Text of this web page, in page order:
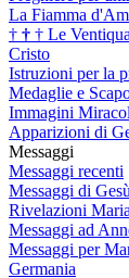
La Fiamma
† † † Le
Cristo
Istruzioni per la
Medaglie e
Immagini
Apparizioni di
Messaggi
Messaggi recenti
Messaggi di
Rivelazioni
Messaggi ad
Messaggi per
Germania